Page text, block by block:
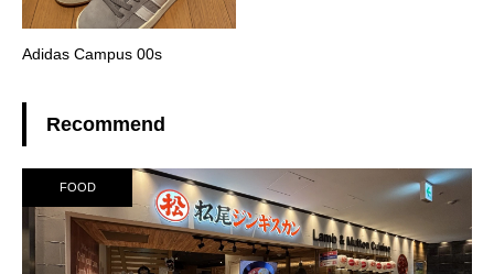
Adidas Campus 00s
Recommend
FOOD